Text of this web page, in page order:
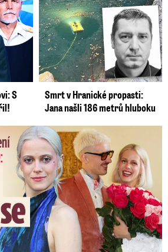
S
Smrt v Hranické propasti:
Jana našli 186 metrů hluboku
Kovalové: Slavím! Manžel se ...